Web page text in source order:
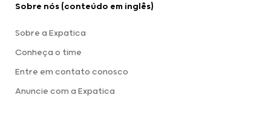
Sobre nós (conteúdo em inglês)
Sobre a Expatica
Conheça o time
Entre em contato conosco
Anuncie com a Expatica